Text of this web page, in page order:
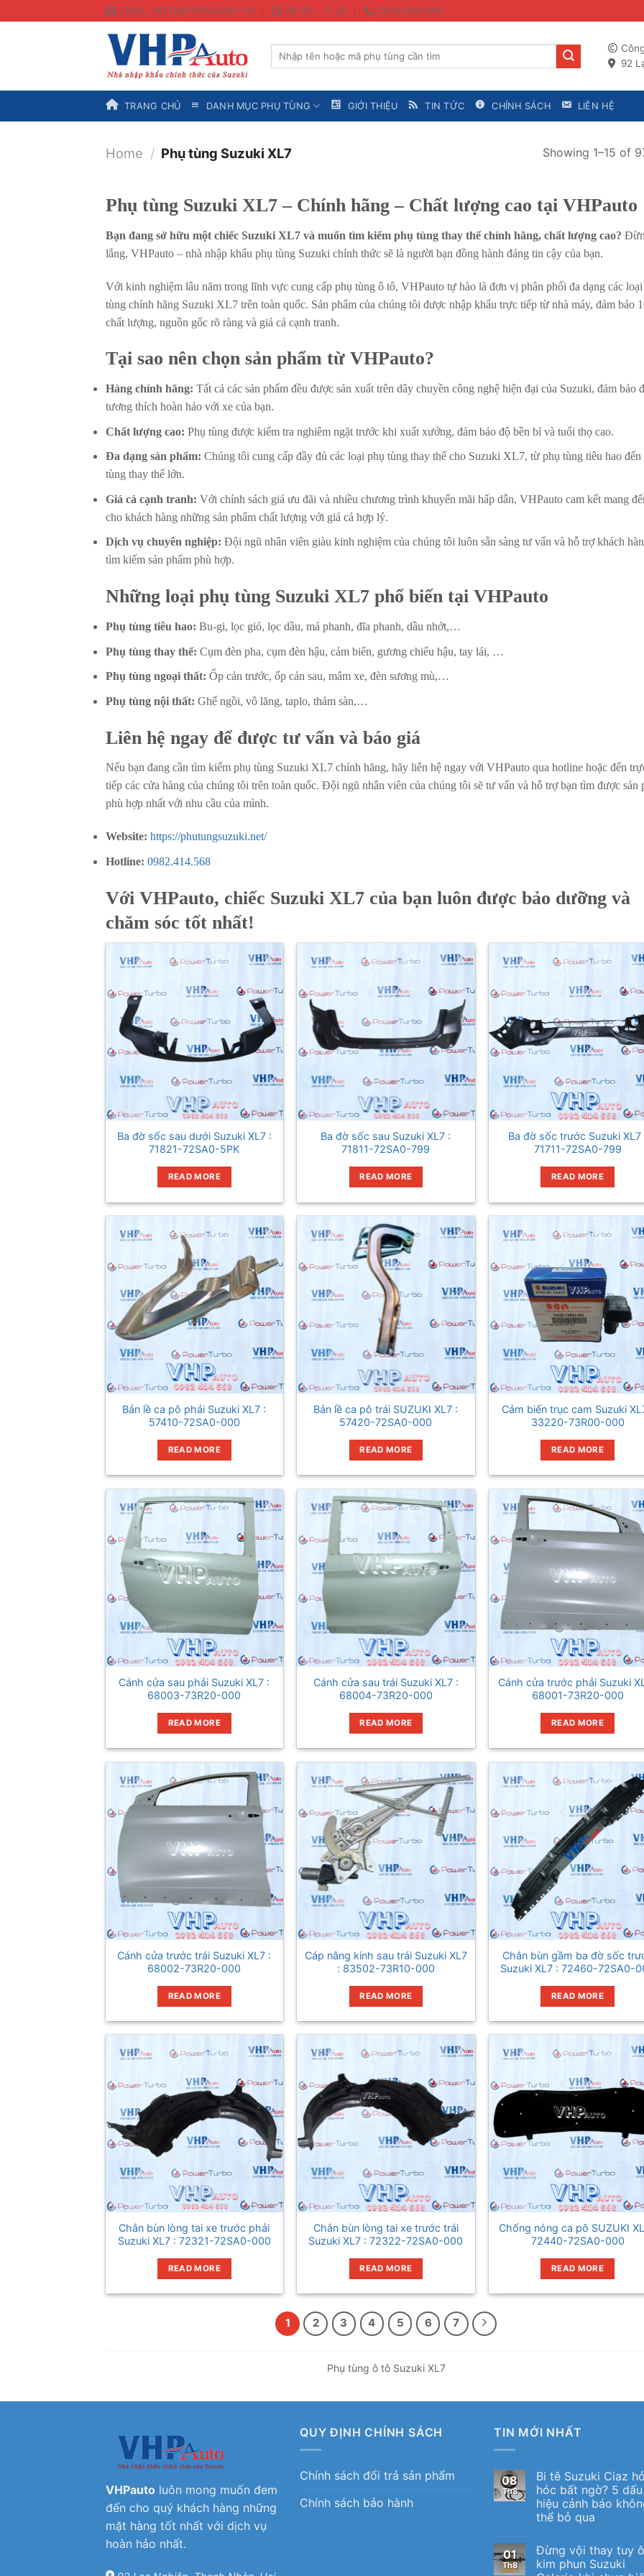
to
EMAIL: INFO@VHPGROUP.VN 08:00 - 17:30 0944.689.689
Search
92
TRANG CHỦ DANH MỤC PHỤ TÙNG GIỚI THIỆU TIN TỨC CHÍNH SÁCH LIÊN HỆ
Home / Phụ tùng Suzuki XL7 Showing 1–15 of
Phụ tùng Suzuki XL7 – Chính hãng – Chất lượng cao tại VHPauto
Bạn đang sở hữu một chiếc Suzuki XL7 và muốn tìm kiếm phụ tùng thay thế chính hãng, chất lượng cao?
lắng, VHPauto – nhà nhập khẩu phụ tùng Suzuki chính thức sẽ là người bạn đồng hành đáng tin cậy của bạn.
Với kinh nghiệm lâu năm trong lĩnh vực cung cấp phụ tùng ô tô, VHPauto tự hào là đơn vị phân phối đa dạng các
tùng chính hãng Suzuki XL7 trên toàn quốc. Sản phẩm của chúng tôi được nhập khẩu trực tiếp từ nhà máy, đảm bảo
chất lượng, nguồn gốc rõ ràng và giá cả cạnh tranh.
Tại sao nên chọn sản phẩm từ VHPauto?
Hàng chính hãng: Tất cả các sản phẩm đều được sản xuất trên dây chuyền công nghệ hiện đại của Suzuki, đảm bảo
tương thích hoàn hảo với xe của bạn.
Chất lượng cao: Phụ tùng được kiểm tra nghiêm ngặt trước khi xuất xưởng, đảm bảo độ bền bỉ và tuổi thọ cao.
Đa dạng sản phẩm: Chúng tôi cung cấp đầy đủ các loại phụ tùng thay thế cho Suzuki XL7, từ phụ tùng tiêu hao đến
tùng thay thế lớn.
Giá cả cạnh tranh: Với chính sách giá ưu đãi và nhiều chương trình khuyến mãi hấp dẫn, VHPauto cam kết mang
cho khách hàng những sản phẩm chất lượng với giá cả hợp lý.
Dịch vụ chuyên nghiệp: Đội ngũ nhân viên giàu kinh nghiệm của chúng tôi luôn sẵn sàng tư vấn và hỗ trợ khách
tìm kiếm sản phẩm phù hợp.
Những loại phụ tùng Suzuki XL7 phổ biến tại VHPauto
Phụ tùng tiêu hao: Bu-gi, lọc gió, lọc dầu, má phanh, đĩa phanh, dầu nhớt,…
Phụ tùng thay thế: Cụm đèn pha, cụm đèn hậu, cảm biến, gương chiếu hậu, tay lái, …
Phụ tùng ngoại thất: Ốp cản trước, ốp cản sau, mâm xe, đèn sương mù,…
Phụ tùng nội thất: Ghế ngồi, vô lăng, taplo, thảm sàn,…
Liên hệ ngay để được tư vấn và báo giá
Nếu bạn đang cần tìm kiếm phụ tùng Suzuki XL7 chính hãng, hãy liên hệ ngay với VHPauto qua hotline hoặc đến
tiếp các cửa hàng của chúng tôi trên toàn quốc. Đội ngũ nhân viên của chúng tôi sẽ tư vấn và hỗ trợ bạn tìm được sản
phù hợp nhất với nhu cầu của mình.
Website: https://phutungsuzuki.net/
Hotline: 0982.414.568
Với VHPauto, chiếc Suzuki XL7 của bạn luôn được bảo dưỡng và
chăm sóc tốt nhất!
Ba đờ sốc sau dưới Suzuki XL7 :
71821-72SA0-5PK
READ MORE
Ba đờ sốc sau Suzuki XL7 :
71811-72SA0-799
READ MORE
Ba đờ sốc trước Suzuki XL7
71711-72SA0-799
READ MORE
Bản lề ca pô phải Suzuki XL7 :
57410-72SA0-000
READ MORE
Bản lề ca pô trái SUZUKI XL7 :
57420-72SA0-000
READ MORE
Cảm biến trục cam Suzuki
33220-73R00-000
READ MORE
Cánh cửa sau phải Suzuki XL7 :
68003-73R20-000
READ MORE
Cánh cửa sau trái Suzuki XL7 :
68004-73R20-000
READ MORE
Cánh cửa trước phải Suzuki
68001-73R20-000
READ MORE
Cánh cửa trước trái Suzuki XL7 :
68002-73R20-000
READ MORE
Cáp nâng kính sau trái Suzuki XL7
: 83502-73R10-000
READ MORE
Chắn bùn gầm ba đờ sốc
Suzuki XL7 : 72460-72SA0-
READ MORE
Chắn bùn lòng tai xe trước phải
Suzuki XL7 : 72321-72SA0-000
READ MORE
Chắn bùn lòng tai xe trước trái
Suzuki XL7 : 72322-72SA0-000
READ MORE
Chống nóng ca pô SUZUKI
72440-72SA0-000
READ MORE
1 2 3 4 5 6 7
Phụ tùng ô tô Suzuki XL7
VHPauto luôn mong muốn đem
đến cho quý khách hàng những
mặt hàng tốt nhất với dịch vụ
hoàn hảo nhất.
QUY ĐỊNH CHÍNH SÁCH
Chính sách đổi trả sản phẩm
Chính sách bảo hành
TIN MỚI NHẤT
08
Th8
Bi tê Suzuki Ciaz
hóc bất ngờ? 5 dấu
hiệu cảnh báo
thể bỏ qua
01
Th8
Đừng vội thay tuy ô
kim phun Suzuki